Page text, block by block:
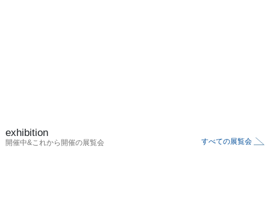
exhibition
開催中&これから開催の展覧会 すべての展覧会